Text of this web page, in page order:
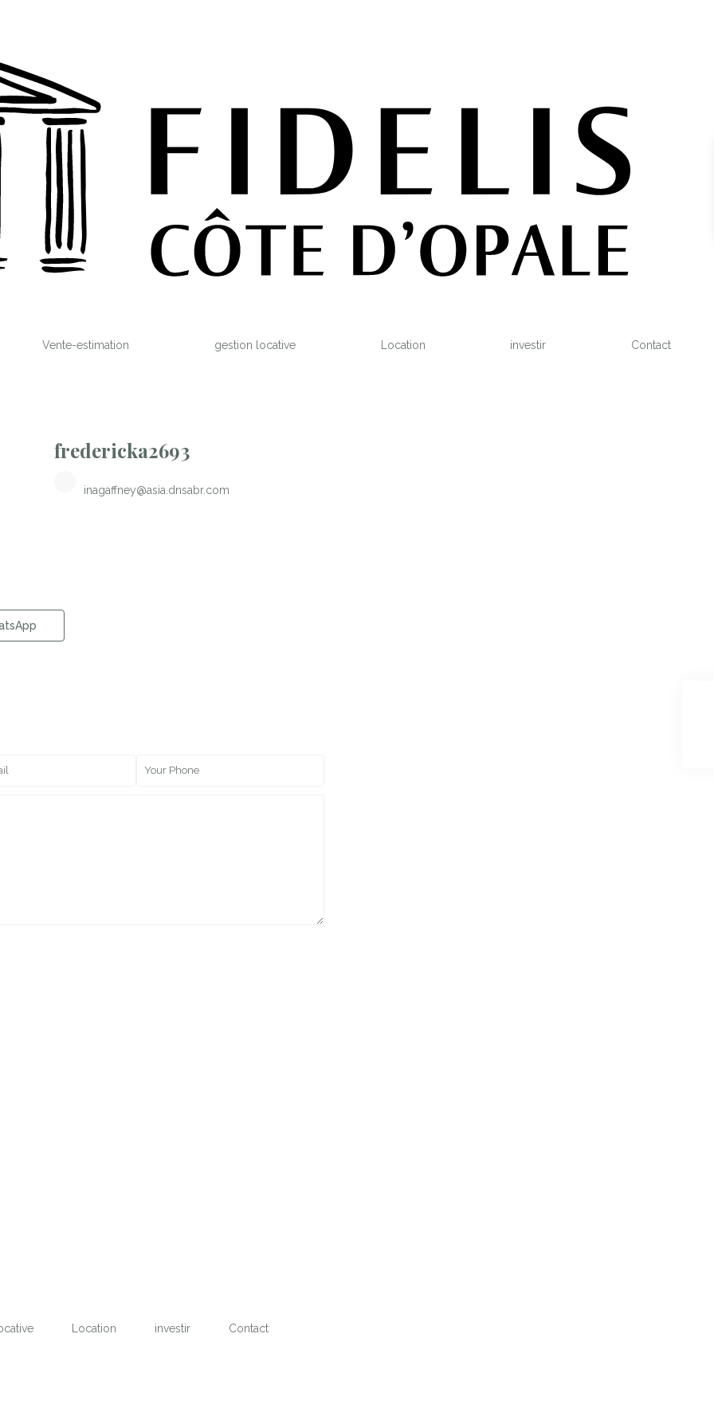
Vente-estimation gestion locative Location investir Contact
fredericka2693
inagaffney@asia.dnsabr.com
Location investir Contact